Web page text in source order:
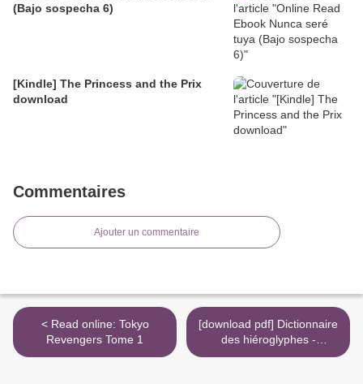
(Bajo sospecha 6)
[Kindle] The Princess and the Prix
download
Commentaires
Ajouter un commentaire
< Read online: Tokyo
Revengers Tome 1
[download pdf] Dictionnaire
des hiéroglyphes -
Hiéroglyphes/Français >